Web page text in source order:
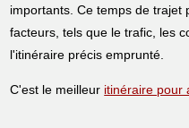
importants. Ce temps de trajet
facteurs, tels que le trafic, les
l'itinéraire précis emprunté.
C'est le meilleur itinéraire pour